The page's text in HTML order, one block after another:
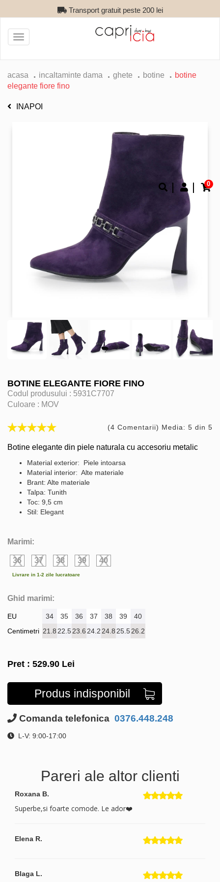
Transport gratuit peste 200 lei
0
Toggle
navigation
acasa incaltaminte dama ghete botine
botine
elegante fiore fino
INAPOI
BOTINE ELEGANTE FIORE FINO
Codul produsului : 5931C7707
Culoare : MOV
(4 Comentarii) Media: 5 din 5
Botine elegante din piele naturala cu accesoriu metalic
Material exterior: Piele intoarsa
Material interior: Alte materiale
Brant: Alte materiale
Talpa: Tunith
Toc: 9,5 cm
Stil: Elegant
Marimi:
36 37 38 39 40
Livrare in 1-2 zile lucratoare
Ghid marimi:
EU
Centimetri
34 35 36 37 38 39
40
21.8 22.523.6 24.2 24.8 25.526.2
Pret : 529.90 Lei
Produs indisponibil
Comanda telefonica 0376.448.248
L-V: 9:00-17:00
Pareri ale altor clienti
Roxana B.
Superbe,si foarte comode. Le ador❤️
Elena R.
Blaga L.